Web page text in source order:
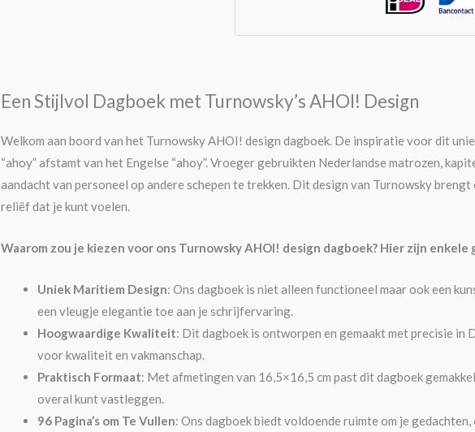
Een Stijlvol Dagboek met Turnowsky’s AHOI! Design
Welkom aan boord van het Turnowsky AHOI! design dagboek. De inspiratie voor dit
“ahoy” afstamt van het Engelse “ahoy”. Vroeger gebruikten Nederlandse matrozen,
aandacht van personeel op andere schepen te trekken. Dit design van Turnowsky
reliëf dat je kunt voelen.
Waarom zou je kiezen voor ons Turnowsky AHOI! design dagboek? Hier zijn enkele
Uniek Maritiem Design: Ons dagboek is niet alleen functioneel maar ook een
een vleugje elegantie toe aan je schrijfervaring.
Hoogwaardige Kwaliteit: Dit dagboek is ontworpen en gemaakt met precisie in
voor kwaliteit en vakmanschap.
Praktisch Formaat: Met afmetingen van 16,5×16,5 cm past dit dagboek
overal kunt vastleggen.
96 Pagina’s om Te Vullen: Ons dagboek biedt voldoende ruimte om je